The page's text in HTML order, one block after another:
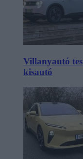
Villanyautó
kisautó